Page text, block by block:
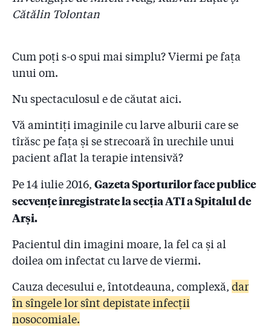
Cătălin Tolontan
Cum poți s-o spui mai simplu? Viermi pe fața
unui om.
Nu spectaculosul e de căutat aici.
Vă amintiți imaginile cu larve alburii care se
tîrăsc pe fața și se strecoară în urechile unui
pacient aflat la terapie intensivă?
Pe 14 iulie 2016, Gazeta Sporturilor face publice
secvențe înregistrate la secția ATI a Spitalul de
Arși.
Pacientul din imagini moare, la fel ca și al
doilea om infectat cu larve de viermi.
Cauza decesului e, întotdeauna, complexă, dar
în sîngele lor sînt depistate infecții
nosocomiale.